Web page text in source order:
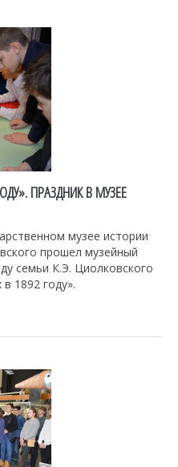
ПРАЗДНИК В МУЗЕЕ
музее истории
прошел музейный
семьи К.Э. Циолковского
1892 году».